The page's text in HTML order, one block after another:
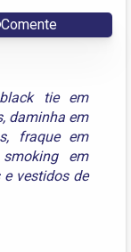
Comente
black tie em
, daminha em
,
fraque em
smoking em
e vestidos de